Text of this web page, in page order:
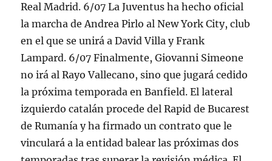
Real Madrid. 6/07 La Juventus ha hecho oficial
la marcha de Andrea Pirlo al New York City, club
en el que se unirá a David Villa y Frank
Lampard. 6/07 Finalmente, Giovanni Simeone
no irá al Rayo Vallecano, sino que jugará cedido
la próxima temporada en Banfield. El lateral
izquierdo catalán procede del Rapid de Bucarest
de Rumanía y ha firmado un contrato que le
vinculará a la entidad balear las próximas dos